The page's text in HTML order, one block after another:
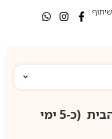
שיתוף :
משלוח עד פתח הבית (כ-5 ימי